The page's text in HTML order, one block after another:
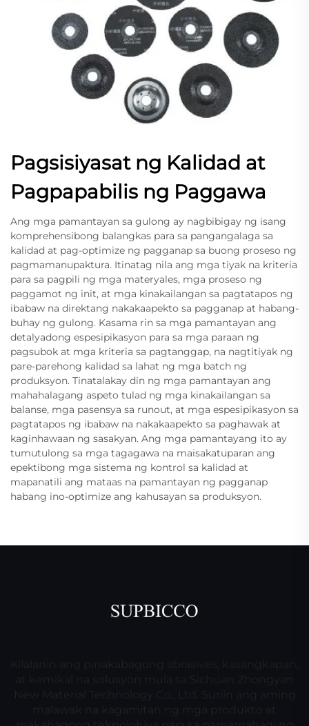
Pagsisiyasat ng Kalidad at
Pagpapabilis ng Paggawa
Ang mga pamantayan sa gulong ay nagbibigay ng isang
komprehensibong balangkas para sa pangangalaga sa
kalidad at pag-optimize ng pagganap sa buong proseso ng
pagmamanupaktura. Itinatag nila ang mga tiyak na kriteria
para sa pagpili ng mga materyales, mga proseso ng
paggamot ng init, at mga kinakailangan sa pagtatapos ng
ibabaw na direktang nakakaapekto sa pagganap at habang-
buhay ng gulong. Kasama rin sa mga pamantayan ang
detalyadong espesipikasyon para sa mga paraan ng
pagsubok at mga kriteria sa pagtanggap, na nagtitiyak ng
pare-parehong kalidad sa lahat ng mga batch ng
produksyon. Tinatalakay din ng mga pamantayan ang
mahahalagang aspeto tulad ng mga kinakailangan sa
balanse, mga pasensya sa runout, at mga espesipikasyon sa
pagtatapos ng ibabaw na nakakaapekto sa paghawak at
kaginhawaan ng sasakyan. Ang mga pamantayang ito ay
tumutulong sa mga tagagawa na maisakatuparan ang
epektibong mga sistema ng kontrol sa kalidad at
mapanatili ang mataas na pamantayan ng pagganap
habang ino-optimize ang kahusayan sa produksyon.